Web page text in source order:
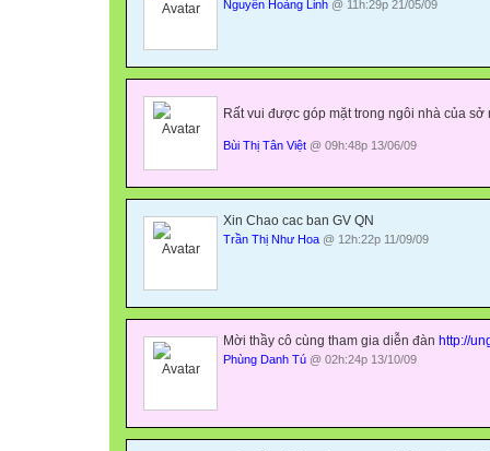
Nguyễn Hoàng Linh @ 11h:29p 21/05/09
Rất vui được góp mặt trong ngôi nhà của sở
Bùi Thị Tân Việt @ 09h:48p 13/06/09
Xin Chao cac ban GV QN
Trần Thị Như Hoa @ 12h:22p 11/09/09
Mời thầy cô cùng tham gia diễn đàn http://
Phùng Danh Tú @ 02h:24p 13/10/09